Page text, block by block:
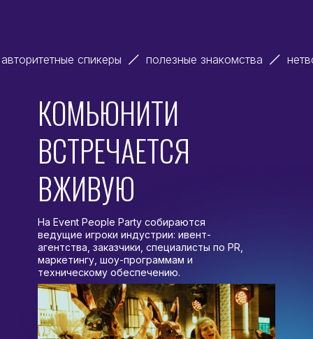
знакомства нетворкинг угощения
КОМЬЮНИТИ
ВСТРЕЧАЕТСЯ
ВЖИВУЮ
На Event People Party собираются
ведущие игроки индустрии: ивент-
агентства, заказчики, специалисты по PR,
маркетингу, шоу-программам и
техническому обеспечению.